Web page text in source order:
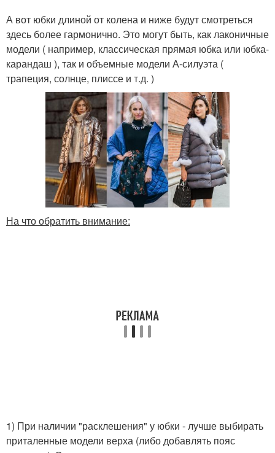
А вот юбки длиной от колена и ниже будут смотреться
здесь более гармонично. Это могут быть, как лаконичные
модели ( например, классическая прямая юбка или юбка-
карандаш ), так и объемные модели А-силуэта (
трапеция, солнце, плиссе и т.д. )
На что обратить внимание:
1) При наличии "расклешения" у юбки - лучше выбирать
приталенные модели верха (либо добавлять пояс